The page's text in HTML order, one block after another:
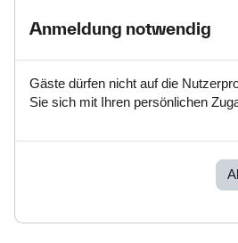
Anmeldung notwendig
Gäste dürfen nicht auf die
Sie sich mit Ihren persönlichen